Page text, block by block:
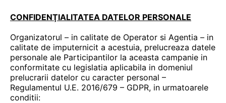
CONFIDENŢIALITATEA DATELOR PERSONALE
Organizatorul – in calitate de Operator si Agentia – in
calitate de imputernicit a acestuia, prelucreaza datele
personale ale Participantilor la aceasta campanie in
conformitate cu legislatia aplicabila in domeniul
prelucrarii datelor cu caracter personal –
Regulamentul U.E. 2016/679 – GDPR, in urmatoarele
conditii: